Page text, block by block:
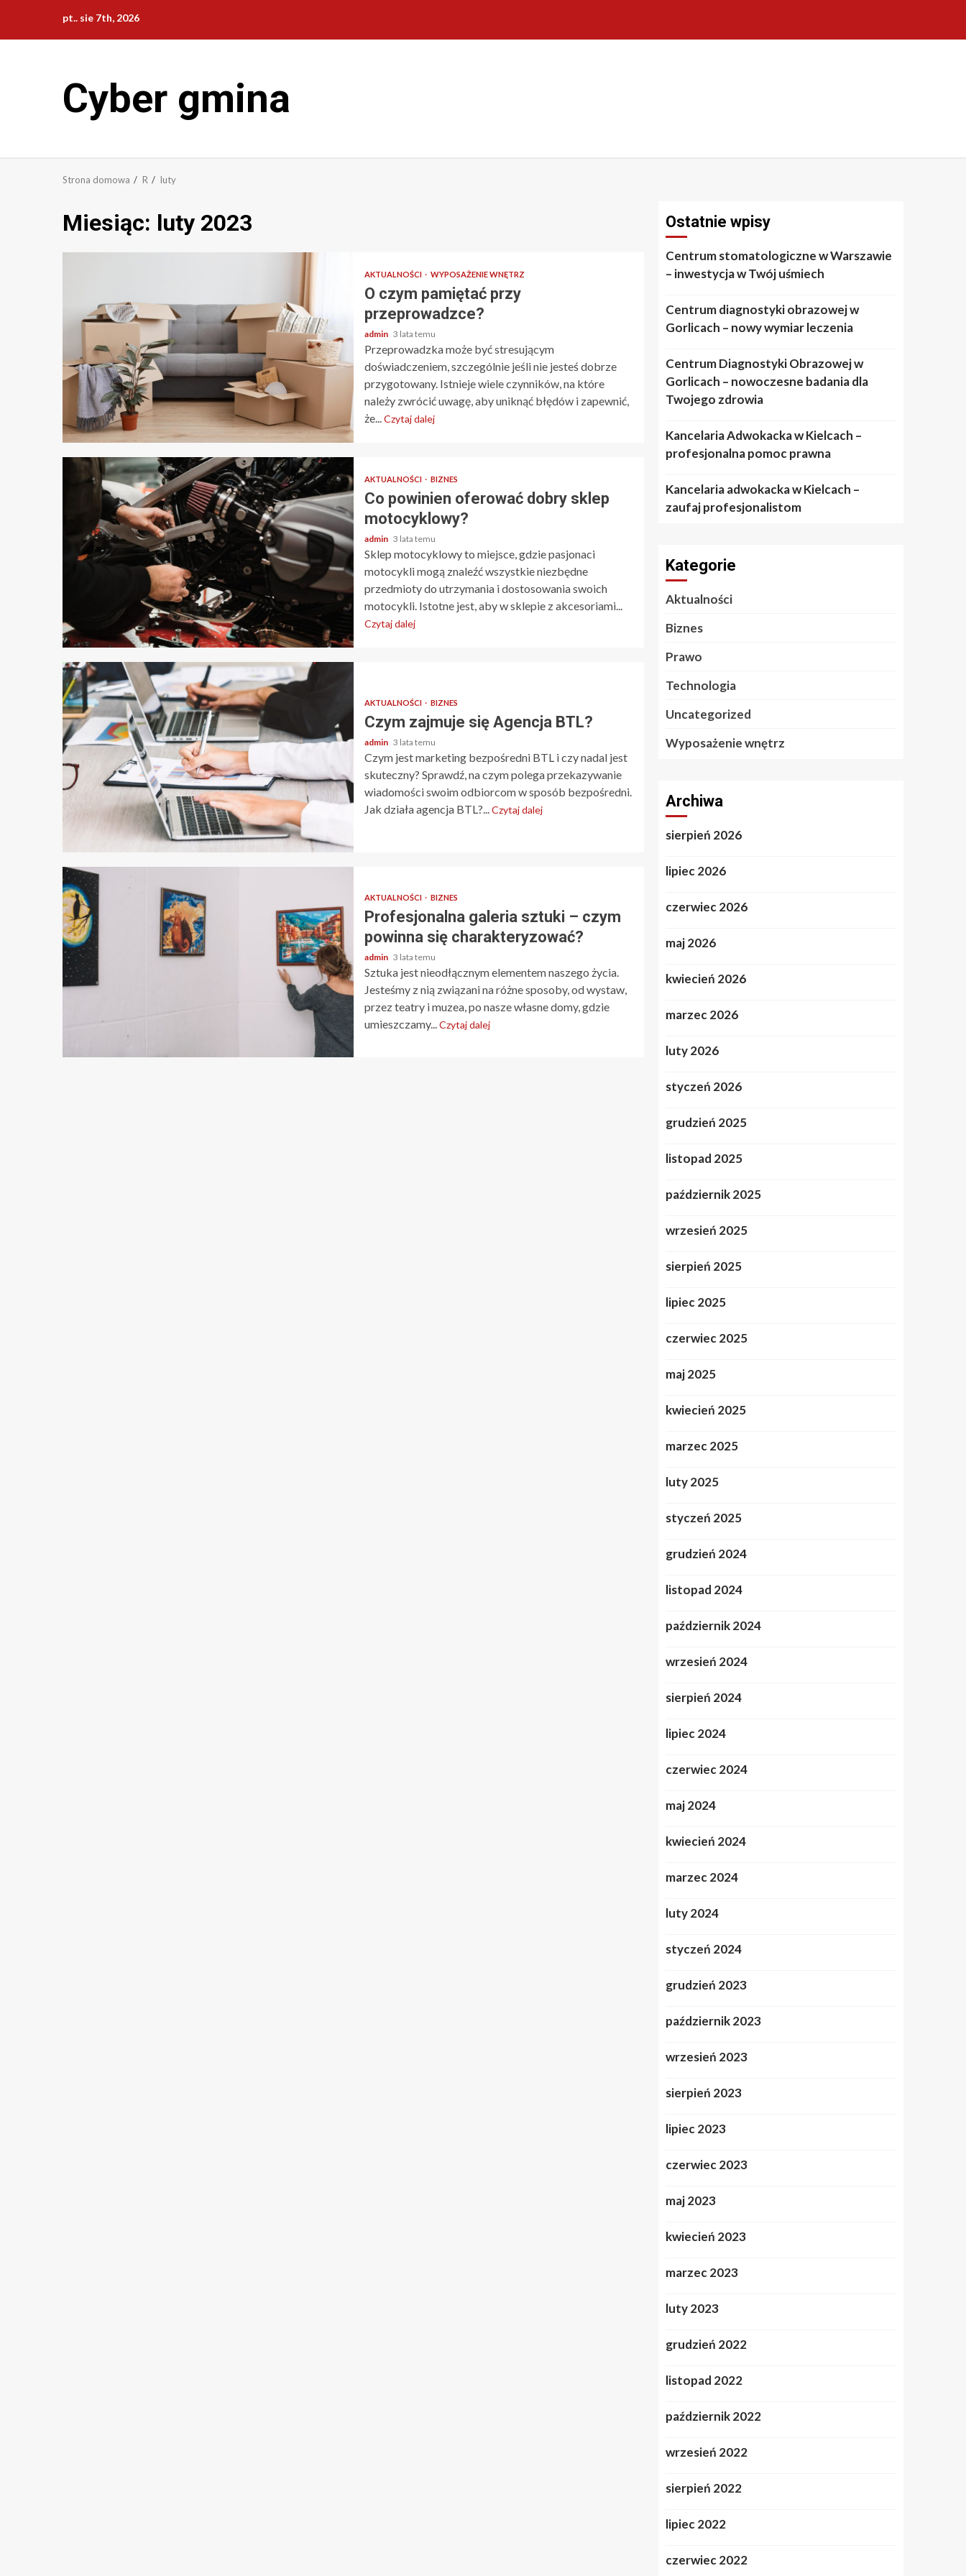
treści
pt.. sie 7th, 2026
Cyber gmina
Strona domowa R luty
Miesiąc: luty 2023
3 min odczytu
AKTUALNOŚCI WYPOSAŻENIE WNĘTRZ
O czym pamiętać przy
przeprowadzce?
admin 3 lata temu
Przeprowadzka może być stresującym
doświadczeniem, szczególnie jeśli nie jesteś dobrze
przygotowany. Istnieje wiele czynników, na które
należy zwrócić uwagę, aby uniknąć błędów i zapewnić,
że... Czytaj dalej
2 min odczytu
AKTUALNOŚCI BIZNES
Co powinien oferować dobry sklep
motocyklowy?
admin 3 lata temu
Sklep motocyklowy to miejsce, gdzie pasjonaci
motocykli mogą znaleźć wszystkie niezbędne
przedmioty do utrzymania i dostosowania swoich
motocykli. Istotne jest, aby w sklepie z akcesoriami...
Czytaj dalej
2 min odczytu
AKTUALNOŚCI BIZNES
Czym zajmuje się Agencja BTL?
admin 3 lata temu
Czym jest marketing bezpośredni BTL i czy nadal jest
skuteczny? Sprawdź, na czym polega przekazywanie
wiadomości swoim odbiorcom w sposób bezpośredni.
Jak działa agencja BTL?... Czytaj dalej
2 min odczytu
AKTUALNOŚCI BIZNES
Profesjonalna galeria sztuki – czym
powinna się charakteryzować?
admin 3 lata temu
Sztuka jest nieodłącznym elementem naszego życia.
Jesteśmy z nią związani na różne sposoby, od wystaw,
przez teatry i muzea, po nasze własne domy, gdzie
umieszczamy... Czytaj dalej
Ostatnie wpisy
Centrum stomatologiczne w Warszawie
– inwestycja w Twój uśmiech
Centrum diagnostyki obrazowej w
Gorlicach – nowy wymiar leczenia
Centrum Diagnostyki Obrazowej w
Gorlicach – nowoczesne badania dla
Twojego zdrowia
Kancelaria Adwokacka w Kielcach –
profesjonalna pomoc prawna
Kancelaria adwokacka w Kielcach –
zaufaj profesjonalistom
Kategorie
Aktualności
Biznes
Prawo
Technologia
Uncategorized
Wyposażenie wnętrz
Archiwa
sierpień 2026
lipiec 2026
czerwiec 2026
maj 2026
kwiecień 2026
marzec 2026
luty 2026
styczeń 2026
grudzień 2025
listopad 2025
październik 2025
wrzesień 2025
sierpień 2025
lipiec 2025
czerwiec 2025
maj 2025
kwiecień 2025
marzec 2025
luty 2025
styczeń 2025
grudzień 2024
listopad 2024
październik 2024
wrzesień 2024
sierpień 2024
lipiec 2024
czerwiec 2024
maj 2024
kwiecień 2024
marzec 2024
luty 2024
styczeń 2024
grudzień 2023
październik 2023
wrzesień 2023
sierpień 2023
lipiec 2023
czerwiec 2023
maj 2023
kwiecień 2023
marzec 2023
luty 2023
grudzień 2022
listopad 2022
październik 2022
wrzesień 2022
sierpień 2022
lipiec 2022
czerwiec 2022